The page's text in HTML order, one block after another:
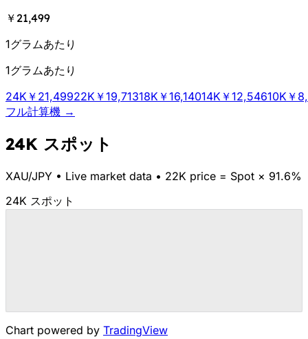
￥21,499
1グラムあたり
1グラムあたり
24K ￥21,49922K ￥19,71318K ￥16,14014K ￥12,54610K ￥
フル計算機 →
24K スポット
XAU/JPY • Live market data • 22K price = Spot × 91.6%
24K スポット
Chart powered by TradingView